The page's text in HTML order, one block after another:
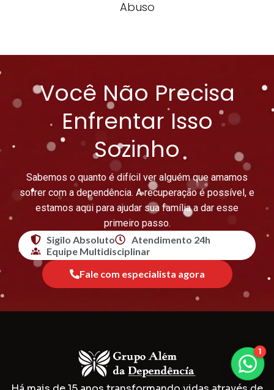
Abuso
Você Não Precisa
Enfrentar Isso
Sozinho
Sabemos o quanto é difícil ver alguém que amamos
sofrer com a dependência. A recuperação é possível, e
estamos aqui para ajudar sua família a dar esse
primeiro passo.
Sigilo Absoluto
Atendimento 24h
Equipe Multidisciplinar
Fale com especialista agora
1